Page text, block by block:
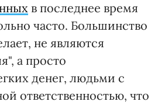
в последнее время
часто. Большинство
не являются
а просто
денег, людьми с
ответственностью, что